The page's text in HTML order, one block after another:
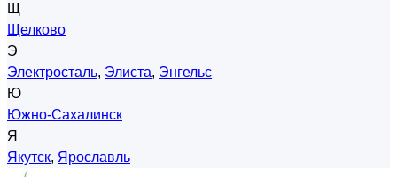
Щ
Щелково
Э
Электросталь, Элиста, Энгельс
Ю
Южно-Сахалинск
Я
Якутск, Ярославль